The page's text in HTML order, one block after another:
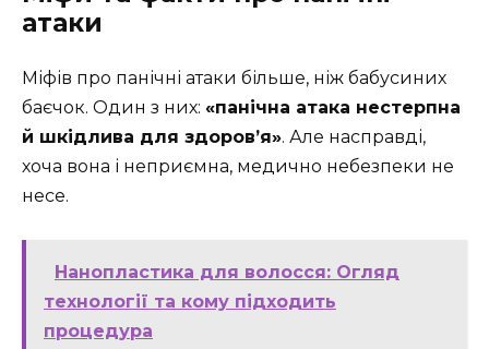
атаки
Міфів про панічні атаки більше, ніж бабусиних
баєчок. Один з них: «панічна атака нестерпна
й шкідлива для здоров’я». Але насправді,
хоча вона і неприємна, медично небезпеки не
несе.
Нанопластика для волосся: Огляд
технології та кому підходить
процедура